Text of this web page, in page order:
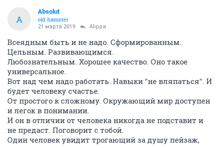
A
Absolut
old hamster
21 марта 2019 Alippa
Всеядным быть и не надо. Сформированным.
Цельным. Развивающимся.
Любознательным. Хорошее качество. Оно такое
универсальное.
Вот над чем надо работать. Навыки "не вляпаться". И
будет человеку счастье.
От простого к сложному. Окружающий мир доступен
и легок в понимании.
И он в отличии от человека никогда не подставит и
не предаст. Поговорит с тобой.
Один человек увидит трогающий за душу пейзаж,